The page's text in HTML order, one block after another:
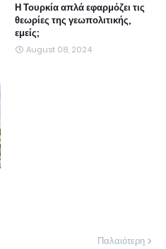
Η Τουρκία απλά εφαρμόζει τις
θεωρίες της γεωπολιτικής,
εμείς;
August 08, 2024
Παλαιότερη